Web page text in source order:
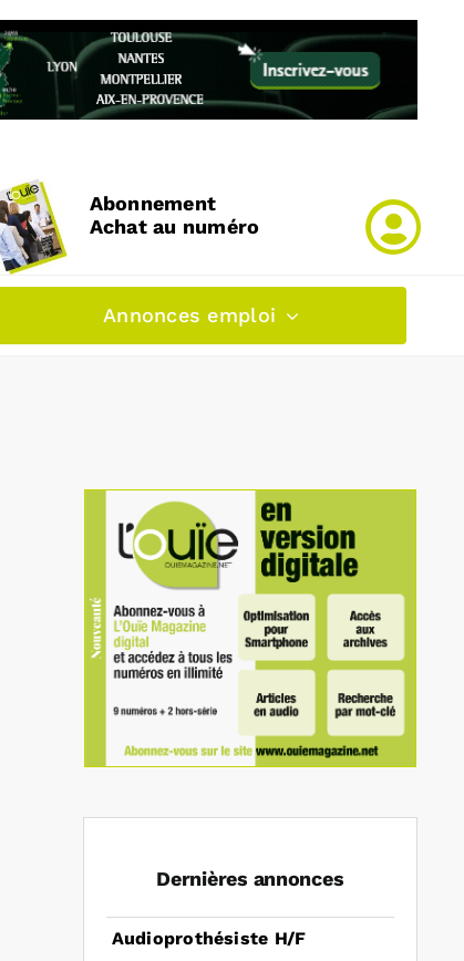
Abonnement
Achat au numéro
Annonces emploi
Dernières annonces
Audioprothésiste H/F